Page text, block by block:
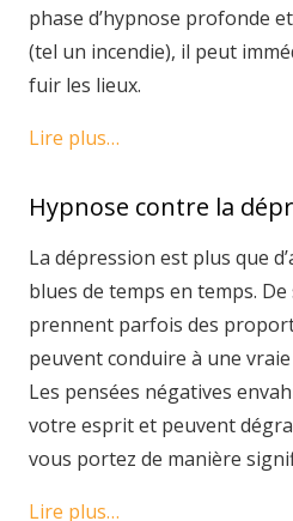
phase d’hypnose profonde
(tel un incendie), il peut
fuir les lieux.
Lire plus…
Hypnose contre la
La dépression est plus que
blues de temps en temps.
prennent parfois des
peuvent conduire à une
Les pensées négatives
votre esprit et peuvent
vous portez de manière
Lire plus…